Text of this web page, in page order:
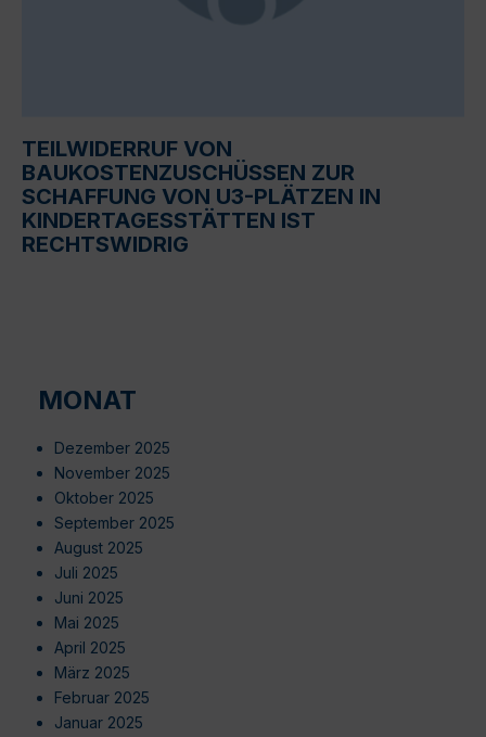
TEILWIDERRUF VON
BAUKOSTENZUSCHÜSSEN ZUR
SCHAFFUNG VON U3-PLÄTZEN IN
KINDERTAGESSTÄTTEN IST
RECHTSWIDRIG
MONAT
Dezember 2025
November 2025
Oktober 2025
September 2025
August 2025
Juli 2025
Juni 2025
Mai 2025
April 2025
März 2025
Februar 2025
Januar 2025